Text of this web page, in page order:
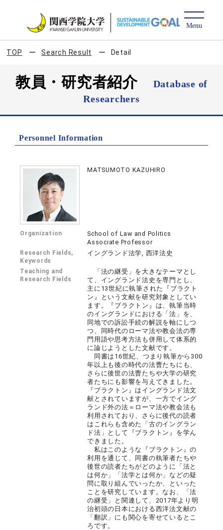
TOP Search Result Detail
教員・研究者紹介
Database of
Researchers
Personnel Information
MATSUMOTO KAZUHIRO
Organization
School of Law and Politics
Associate Professor
Research Fields,
Keywords
イングランド法学, 西洋法史
Teaching and
Research Fields
「法の継受」を大きなテーマとし
て、イングランド法史を専門とし、
主に13世紀に執筆された『ブラクト
ン』という文献を研究対象としてい
ます。『ブラクトン』は、執筆当時
のイングランドにおける「法」を、
同地での訴訟手続の解説を軸にしつ
つ、同時代のローマ法や教会法の専
門用語や思考方法も併用して体系的
に論じようとした文献です。
同書は16世紀、つまり執筆から300
年以上も後の時代の法曹たちにも、
さらに後世の法曹たちや大学の研究
者たちにも影響を与えてきました。
『ブラクトン』はイングランド法文
献とされていますが、一方でイング
ランド外の法＝ローマ法や教会法も
利用されており、さらに後代の読者
はこれらも含めた「古のイングラン
ド法」として『ブラクトン』を学ん
できました。
私はこのような『ブラクトン』の
利用を通じて、同書の執筆者たちや
後世の読者たちがどのように「法と
は何か」「法学とは何か」などの疑
問に取り組んでいったか、といった
ことを研究しています。なお、「法
の継受」と関連して、2017年より明
治初頭の日本における西洋法文献の
「翻訳」にも関心を寄せているとこ
ろです。